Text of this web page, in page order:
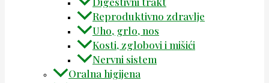
Reproduktivno zdravlje
Uho, grlo, nos
Kosti, zglobovi i mišići
Nervni sistem
Oralna higijena